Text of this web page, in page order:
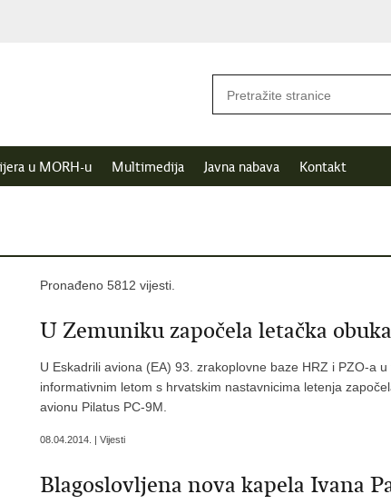
u MORH-u Multimedija Javna nabava Kontakt
Pronađeno 5812 vijesti.
U Zemuniku započela letačka
U Eskadrili aviona (EA) 93. zrakoplovne baze HRZ i PZO-a
informativnim letom s hrvatskim nastavnicima letenja
avionu Pilatus PC-9M.
08.04.2014. | Vijesti
Blagoslovljena nova kapela Ivana